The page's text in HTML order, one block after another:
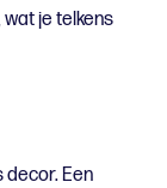
je telkens
decor. Een